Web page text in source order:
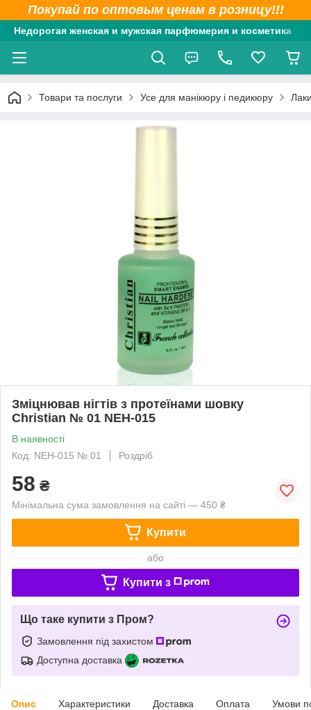
Покупай по оптовым ценам в розницу!!!
Недорогая женская и мужская парфюмерия и косметика
Товари та послуги Усе для манікюру і педикюру
Зміцнював нігтів з протеїнами шовку
Christian № 01 NEH-015
В наявності
Код: NEH-015 № 01
Роздріб
58 ₴
Мінімальна сума замовлення на сайті — 450 ₴
Купити
або
Купити з
Що таке купити з Пром?
Замовлення під захистом
Доступна доставка
Опис Характеристики Доставка Оплата Умови